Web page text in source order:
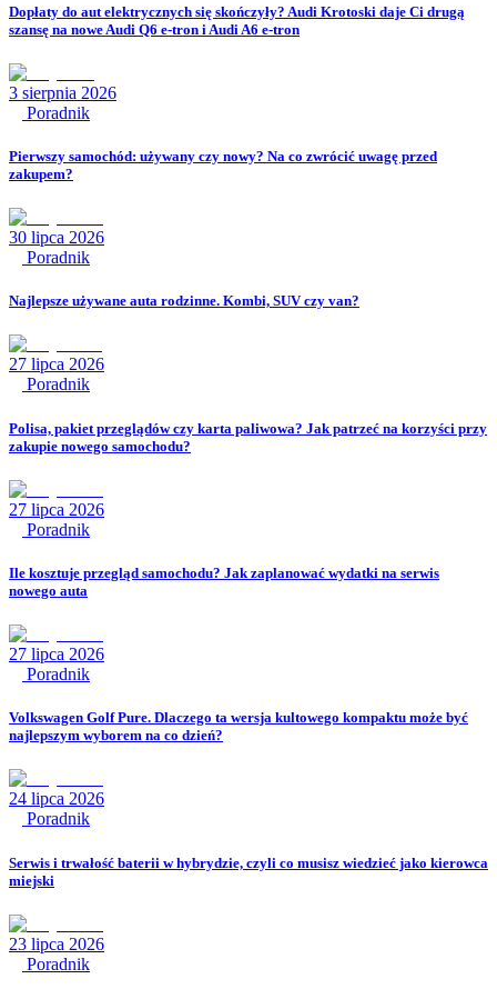
Dopłaty do aut elektrycznych się skończyły? Audi Krotoski daje Ci drugą
szansę na nowe Audi Q6 e-tron i Audi A6 e-tron
3 sierpnia 2026
Poradnik
Pierwszy samochód: używany czy nowy? Na co zwrócić uwagę przed
zakupem?
30 lipca 2026
Poradnik
Najlepsze używane auta rodzinne. Kombi, SUV czy van?
27 lipca 2026
Poradnik
Polisa, pakiet przeglądów czy karta paliwowa? Jak patrzeć na korzyści przy
zakupie nowego samochodu?
27 lipca 2026
Poradnik
Ile kosztuje przegląd samochodu? Jak zaplanować wydatki na serwis
nowego auta
27 lipca 2026
Poradnik
Volkswagen Golf Pure. Dlaczego ta wersja kultowego kompaktu może być
najlepszym wyborem na co dzień?
24 lipca 2026
Poradnik
Serwis i trwałość baterii w hybrydzie, czyli co musisz wiedzieć jako kierowca
miejski
23 lipca 2026
Poradnik